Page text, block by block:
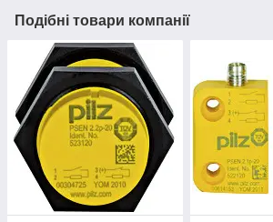
Подібні товари компанії